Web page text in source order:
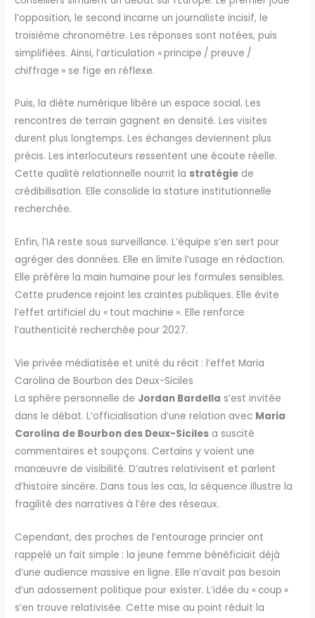
l’opposition, le second incarne un journaliste incisif, le
troisième chronomètre. Les réponses sont notées, puis
simplifiées. Ainsi, l’articulation « principe / preuve /
chiffrage » se fige en réflexe.
Puis, la diète numérique libère un espace social. Les
rencontres de terrain gagnent en densité. Les visites
durent plus longtemps. Les échanges deviennent plus
précis. Les interlocuteurs ressentent une écoute réelle.
Cette qualité relationnelle nourrit la stratégie de
crédibilisation. Elle consolide la stature institutionnelle
recherchée.
Enfin, l’IA reste sous surveillance. L’équipe s’en sert pour
agréger des données. Elle en limite l’usage en rédaction.
Elle préfère la main humaine pour les formules sensibles.
Cette prudence rejoint les craintes publiques. Elle évite
l’effet artificiel du « tout machine ». Elle renforce
l’authenticité recherchée pour 2027.
Vie privée médiatisée et unité du récit : l’effet Maria
Carolina de Bourbon des Deux-Siciles
La sphère personnelle de Jordan Bardella s’est invitée
dans le débat. L’officialisation d’une relation avec Maria
Carolina de Bourbon des Deux-Siciles a suscité
commentaires et soupçons. Certains y voient une
manœuvre de visibilité. D’autres relativisent et parlent
d’histoire sincère. Dans tous les cas, la séquence illustre la
fragilité des narratives à l’ère des réseaux.
Cependant, des proches de l’entourage princier ont
rappelé un fait simple : la jeune femme bénéficiait déjà
d’une audience massive en ligne. Elle n’avait pas besoin
d’un adossement politique pour exister. L’idée du « coup »
s’en trouve relativisée. Cette mise au point réduit la